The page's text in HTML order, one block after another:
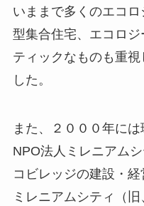
いままで多くのエコ
型集合住宅、エコロ
ティックなものも重
した。
また、２０００年に
NPO法人ミレニアム
コビレッジの建設・経
ミレニアムシティ（